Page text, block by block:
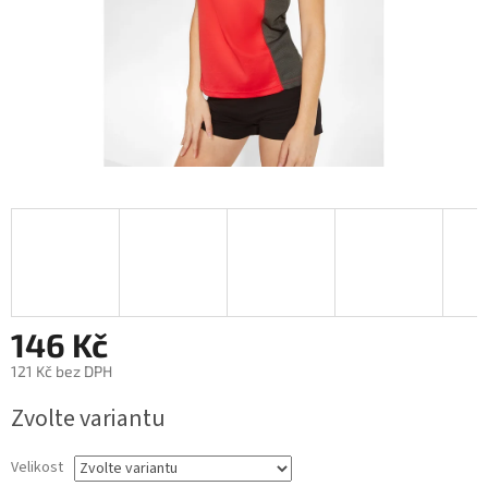
146 Kč
121 Kč bez DPH
cena:
Zvolte variantu
Velikost